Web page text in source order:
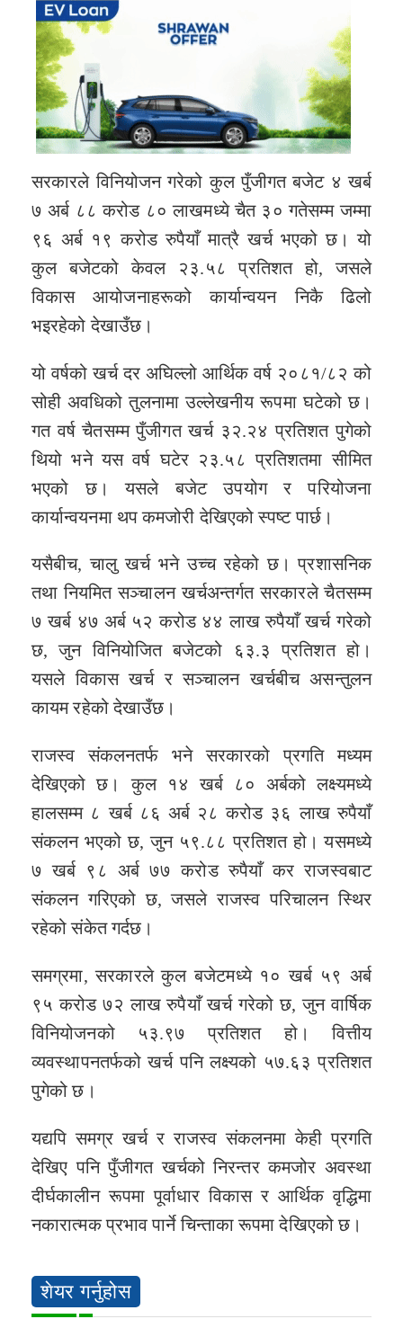
सरकारले विनियोजन गरेको कुल पुँजीगत बजेट ४ खर्ब
७ अर्ब ८८ करोड ८० लाखमध्ये चैत ३० गतेसम्म जम्मा
९६ अर्ब १९ करोड रुपैयाँ मात्रै खर्च भएको छ। यो
कुल बजेटको केवल २३.५८ प्रतिशत हो, जसले
विकास आयोजनाहरूको कार्यान्वयन निकै ढिलो
भइरहेको देखाउँछ।
यो वर्षको खर्च दर अघिल्लो आर्थिक वर्ष २०८१/८२ को
सोही अवधिको तुलनामा उल्लेखनीय रूपमा घटेको छ।
गत वर्ष चैतसम्म पुँजीगत खर्च ३२.२४ प्रतिशत पुगेको
थियो भने यस वर्ष घटेर २३.५८ प्रतिशतमा सीमित
भएको छ। यसले बजेट उपयोग र परियोजना
कार्यान्वयनमा थप कमजोरी देखिएको स्पष्ट पार्छ।
यसैबीच, चालु खर्च भने उच्च रहेको छ। प्रशासनिक
तथा नियमित सञ्चालन खर्चअन्तर्गत सरकारले चैतसम्म
७ खर्ब ४७ अर्ब ५२ करोड ४४ लाख रुपैयाँ खर्च गरेको
छ, जुन विनियोजित बजेटको ६३.३ प्रतिशत हो।
यसले विकास खर्च र सञ्चालन खर्चबीच असन्तुलन
कायम रहेको देखाउँछ।
राजस्व संकलनतर्फ भने सरकारको प्रगति मध्यम
देखिएको छ। कुल १४ खर्ब ८० अर्बको लक्ष्यमध्ये
हालसम्म ८ खर्ब ८६ अर्ब २८ करोड ३६ लाख रुपैयाँ
संकलन भएको छ, जुन ५९.८८ प्रतिशत हो। यसमध्ये
७ खर्ब ९८ अर्ब ७७ करोड रुपैयाँ कर राजस्वबाट
संकलन गरिएको छ, जसले राजस्व परिचालन स्थिर
रहेको संकेत गर्दछ।
समग्रमा, सरकारले कुल बजेटमध्ये १० खर्ब ५९ अर्ब
९५ करोड ७२ लाख रुपैयाँ खर्च गरेको छ, जुन वार्षिक
विनियोजनको ५३.९७ प्रतिशत हो। वित्तीय
व्यवस्थापनतर्फको खर्च पनि लक्ष्यको ५७.६३ प्रतिशत
पुगेको छ।
यद्यपि समग्र खर्च र राजस्व संकलनमा केही प्रगति
देखिए पनि पुँजीगत खर्चको निरन्तर कमजोर अवस्था
दीर्घकालीन रूपमा पूर्वाधार विकास र आर्थिक वृद्धिमा
नकारात्मक प्रभाव पार्ने चिन्ताका रूपमा देखिएको छ।
शेयर गर्नुहोस